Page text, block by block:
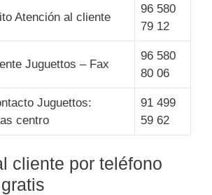
Atención al cliente
96 580
79 12
Juguettos – Fax
96 580
80 06
Juguettos:
centro
91 499
59 62
cliente por teléfono